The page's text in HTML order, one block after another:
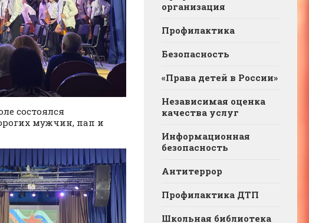
состоялся
мужчин, пап и
организация
Профилактика
Безопасность
«Права детей в России»
Независимая оценка
качества услуг
Информационная
безопасность
Антитеррор
Профилактика ДТП
Школьная библиотека